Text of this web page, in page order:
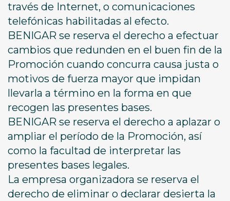
través de Internet, o comunicaciones
telefónicas habilitadas al efecto.
BENIGAR se reserva el derecho a efectuar
cambios que redunden en el buen fin de la
Promoción cuando concurra causa justa o
motivos de fuerza mayor que impidan
llevarla a término en la forma en que
recogen las presentes bases.
BENIGAR se reserva el derecho a aplazar o
ampliar el período de la Promoción, así
como la facultad de interpretar las
presentes bases legales.
La empresa organizadora se reserva el
derecho de eliminar o declarar desierta la